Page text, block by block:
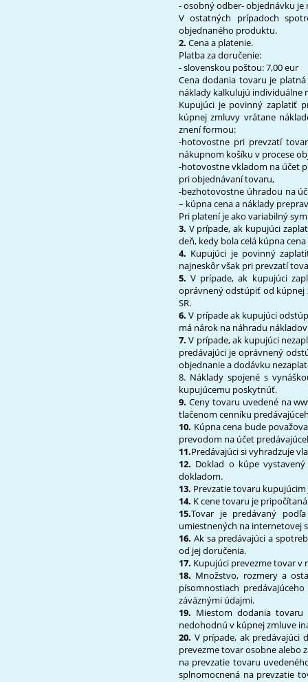
- osobný odber- objednávku je
V ostatných prípadoch
objednaného produktu.
2. Cena a platenie.
Platba za doručenie:
- slovenskou poštou: 7,00 eur
Cena dodania tovaru je
náklady kalkulujú individuálne
Kupujúci je povinný zaplatiť
kúpnej zmluvy vrátane
znení formou:
-hotovostne pri prevzatí
nákupnom košíku v procese
-hotovostne vkladom na účet
pri objednávaní tovaru,
-bezhotovostne úhradou na
– kúpna cena a náklady
Pri platení je ako variabilný
3. V prípade, ak kupujúci
deň, kedy bola celá kúpna
4. Kupujúci je povinný
najneskôr však pri prevzatí
5.V prípade, ak kupujúci
oprávnený odstúpiť od kúpnej
SR.
6.V prípade ak kupujúci
má nárok na náhradu
7.V prípade, ak kupujúci
predávajúci je oprávnený
objednanie a dodávku
8. Náklady spojené s
kupujúcemu poskytnúť.
9. Ceny tovaru uvedené na
tlačenom cenníku
10. Kúpna cena bude
prevodom na účet
11.Predávajúci si vyhradzuje
12. Doklad o kúpe
dokladom.
13. Prevzatie tovaru
14. K cene tovaru je
15.Tovar je predávaný
umiestnených na internetovej
16. Ak sa predávajúci a
od jej doručenia.
17. Kupujúci prevezme tovar v
18. Množstvo, rozmery a
písomnostiach
záväznými údajmi.
19. Miestom dodania
nedohodnú v kúpnej zmluve
20. V prípade, ak predávajúci
prevezme tovar osobne alebo
na prevzatie tovaru
splnomocnená na prevzatie